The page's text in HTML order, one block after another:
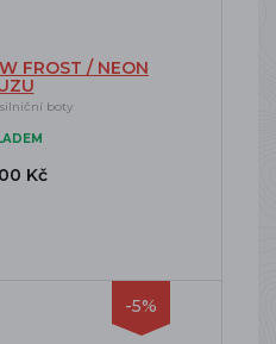
FROST / NEON
boty
Kč
-5%